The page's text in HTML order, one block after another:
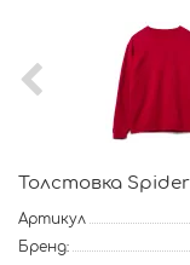
Толстовка
Артикул
Бренд: